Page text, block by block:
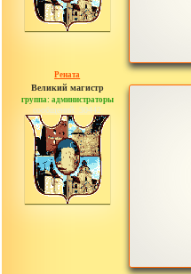
Рената
Великий магистр
группа: администраторы
сообщений: 30442